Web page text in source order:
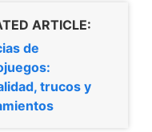
ARTICLE:
de
trucos y